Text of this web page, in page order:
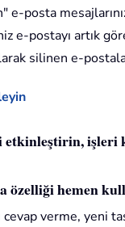
posta
e-postayı artık
silinen e-
işleri
özelliği hemen
cevap verme, yeni